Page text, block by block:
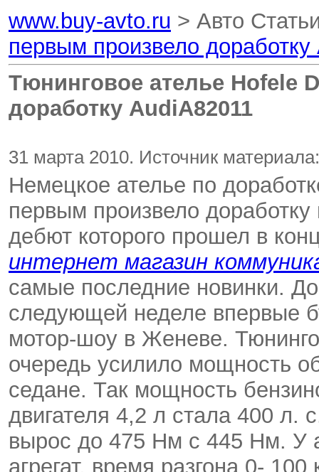
www.buy-avto.ru > Авто
первым произвело доработку
Тюнинговое ателье Hofele
доработку AudiA82011
31 марта 2010. Источник
Немецкое ателье по
первым произвело
дебют которого прошел в
интернет магазин
самые последние новинки.
следующей неделе впервые
мотор-шоу в Женеве.
очередь усилило мощность
седане. Так мощность
двигателя 4,2 л стала 400 л.
вырос до 475 Нм с 445 Нм. У
агрегат, время разгона 0-